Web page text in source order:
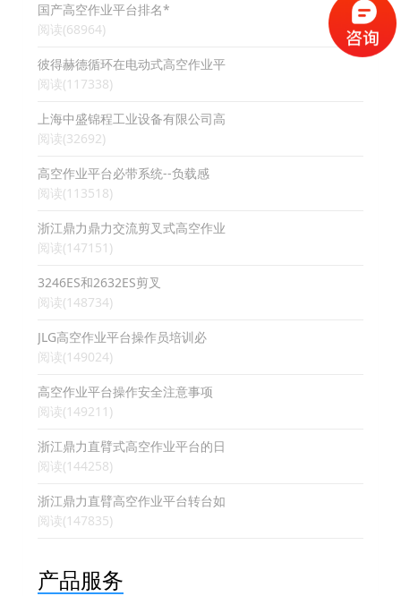
国产高空作业平台排名*
阅读(68964)
彼得赫德循环在电动式高空作业平
阅读(117338)
上海中盛锦程工业设备有限公司高
阅读(32692)
高空作业平台必带系统--负载感
阅读(113518)
浙江鼎力鼎力交流剪叉式高空作业
阅读(147151)
3246ES和2632ES剪叉
阅读(148734)
JLG高空作业平台操作员培训必
阅读(149024)
高空作业平台操作安全注意事项
阅读(149211)
浙江鼎力直臂式高空作业平台的日
阅读(144258)
浙江鼎力直臂高空作业平台转台如
阅读(147835)
产品服务